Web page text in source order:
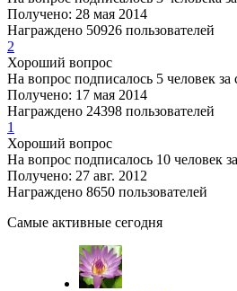
Получено: 28 мая 2014
Награждено 50926 пользователей
2
Хороший вопрос
На вопрос подписалось 5 человек за
Получено: 17 мая 2014
Награждено 24398 пользователей
1
Хороший вопрос
На вопрос подписалось 10 человек
Получено: 27 авг. 2012
Награждено 8650 пользователей
Самые активные сегодня